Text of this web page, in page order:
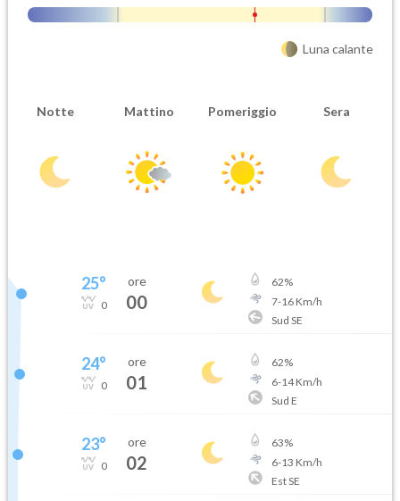
Luna calante
Notte Mattino Pomeriggio Sera
25°
0
ore
00
62%
7-16Km/h
Sud SE
24°
0
ore
01
62%
6-14Km/h
Sud E
23°
0
ore
02
63%
6-13 Km/h
Est SE